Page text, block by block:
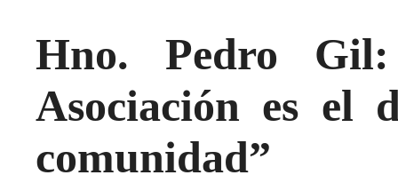
Hno. Pedro
Asociación es el
comunidad”